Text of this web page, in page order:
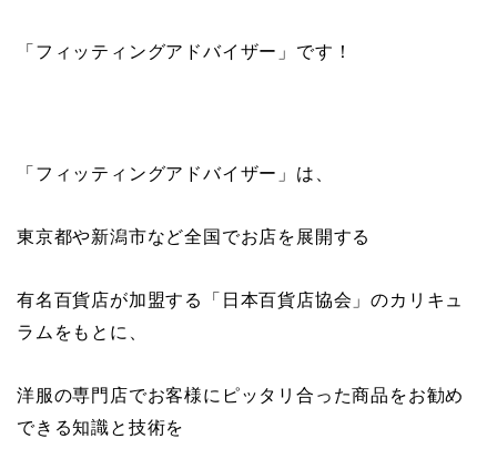
「フィッティングアドバイザー」です！
「フィッティングアドバイザー」は、
東京都や新潟市など全国でお店を展開する
有名百貨店が加盟する「日本百貨店協会」のカリキュ
ラムをもとに、
洋服の専門店でお客様にピッタリ合った商品をお勧め
できる知識と技術を